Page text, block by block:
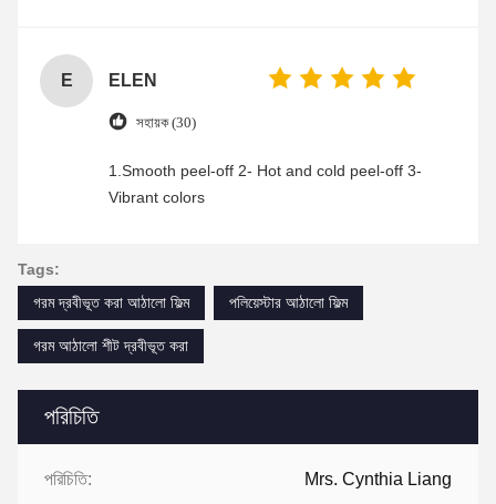
পরিচিতি
পরিচিতি: Mrs. Cynthia Liang
E ELEN
সহায়ক (30)
1.Smooth peel-off 2- Hot and cold peel-off 3-
Vibrant colors
Tags:
গরম দ্রবীভূত করা আঠালো ফিল্ম
পলিয়েস্টার আঠালো ফিল্ম
গরম আঠালো শীট দ্রবীভূত করা